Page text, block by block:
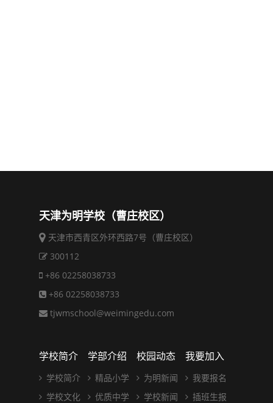
天津为明学校（曹庄校区）
天津市西青区外环西路7号（曹庄校区）
300112
+86 02258038733
+86 02258038733
tjwmschool@weimingedu.com
学校简介
学校简介
学校文化
学部介绍
精品小学
优质中学
校园动态
为明新闻
学校新闻
我要加入
我要报名
插班生报